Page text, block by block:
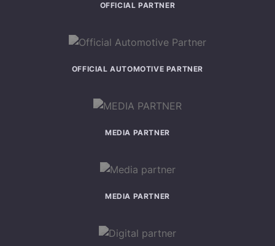
OFFICIAL PARTNER
OFFICIAL AUTOMOTIVE PARTNER
MEDIA PARTNER
MEDIA PARTNER